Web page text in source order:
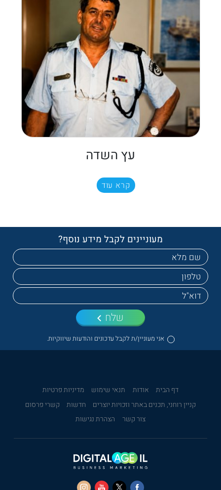
עץ השדה
קרא עוד
מעוניינים לקבל מידע נוסף?
אני מעוניין/ת לקבל עדכונים והודעות שיווקיות.
שלח
דף הבית אודות תנאי שימוש
מדיניות פרטיות
קניין רוחני, תכנים באתר וזכויות יוצרים
חדשות
קשרי פרסום
צור קשר
הצהרת נגישות